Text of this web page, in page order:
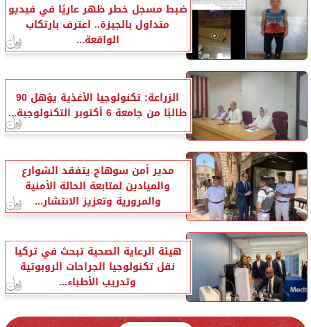
ضبط مسجل خطر ظهر عاريًا في فيديو
متداول بالجيزة.. اعترف بارتكاب
الواقعة...
الزراعة: تكنولوجيا الأغذية يؤهل 90
طالبًا من جامعة 6 أكتوبر التكنولوجية...
مدير أمن سوهاج يتفقد الشوارع
والميادين لمتابعة الحالة الأمنية
والمرورية وتعزيز الانتشار...
هيئة الرعاية الصحية تبحث في تركيا
نقل تكنولوجيا الجراحات الروبوتية
وتدريب الأطباء...